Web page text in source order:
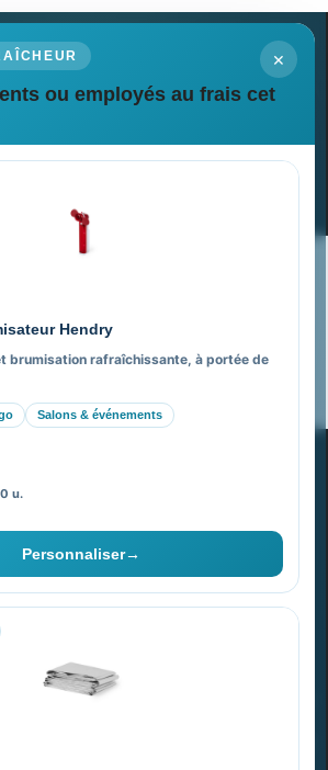
×
ou employés au frais cet
Hendry
brumisation rafraîchissante, à portée de
Salons & événements
u.
Personnaliser→
Newsletter
nouvelles et nos offres spéciales
accompagnement global
Goodies Pub France
à 100% pour moi ?
goodies.com